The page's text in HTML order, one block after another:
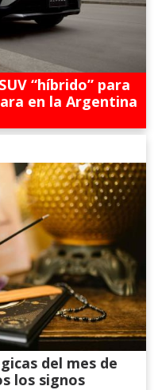
“híbrido” para
en la Argentina
del mes de
los signos